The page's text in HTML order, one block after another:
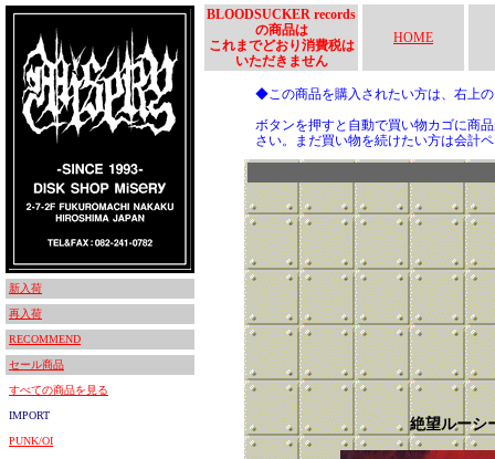
新入荷
再入荷
RECOMMEND
セール商品
すべての商品を見る
IMPORT
PUNK/OI
BLOODSUCKER records
の商品は
これまでどおり消費税は
いただきません
HOME
◆この商品を購入されたい方は、右上
ボタンを押すと自動で買い物カゴに商
さい。まだ買い物を続けたい方は会計
絶望ルーシ